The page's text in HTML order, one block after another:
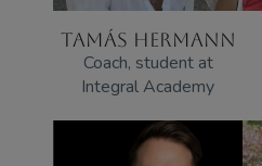
TAMÁS HERMANN
Coach, student at
Integral Academy